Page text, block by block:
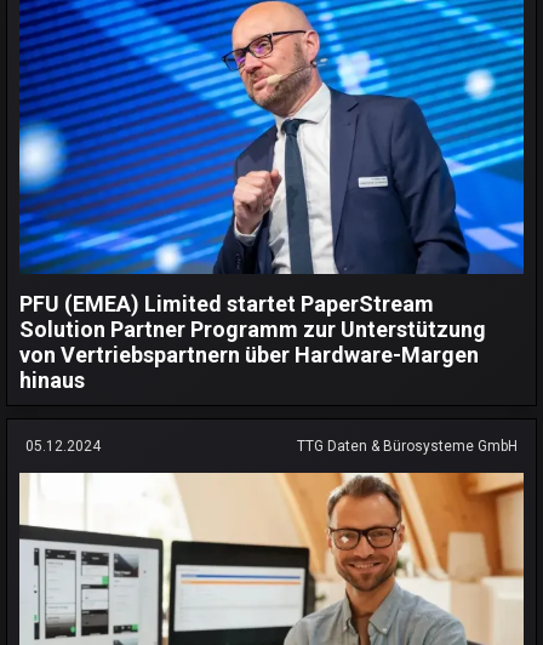
PFU (EMEA) Limited startet PaperStream
Solution Partner Programm zur Unterstützung
von Vertriebspartnern über Hardware-Margen
hinaus
05.12.2024 TTG Daten & Bürosysteme GmbH